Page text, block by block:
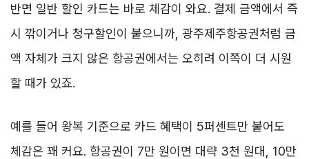
반면 일반 할인 카드는 바로 체감이 와요. 결제 금액에서 즉
시 깎이거나 청구할인이 붙으니까, 광주제주항공권처럼 금
액 자체가 크지 않은 항공권에서는 오히려 이쪽이 더 시원
할 때가 있죠.
예를 들어 왕복 기준으로 카드 혜택이 5퍼센트만 붙어도
체감은 꽤 커요. 항공권이 7만 원이면 대략 3천 원대, 10만